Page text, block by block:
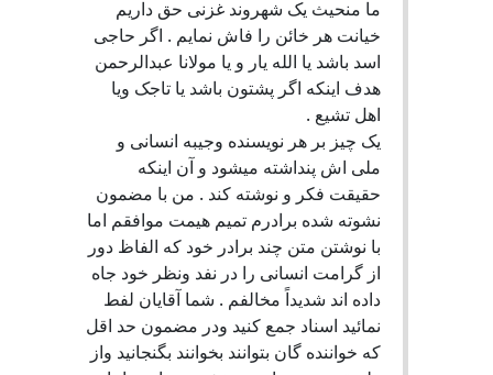
ما منحیث یک شهروند غزنی حق داریم
خیانت هر خائن را فاش نمایم . اگر حاجی
اسد باشد یا الله یار و یا مولانا عبدالرحمن
هدف اینکه اگر پشتون باشد یا تاجک ویا
اهل تشیع .
یک چیز بر هر نویسنده وجیبه انسانی و
ملی اش پنداشته میشود و آن اینکه
حقیقت فکر و نوشته کند . من با مضمون
نشوته شده برادرم تمیم هیمت موافقم اما
با نوشتن متن چند برادر خود که الفاظ دور
از گرامت انسانی را در نفد ونظر خود جاه
داده اند شدیداً مخالفم . شما آقایان لفط
نمائید اسناد جمع کنید ودر مضمون حد اقل
که خواننده گان بتوانند بخوانند بگنجانید واز